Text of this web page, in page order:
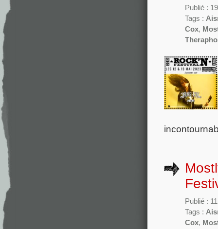
Publié :
Tags :
Cox,
Publié :
Tags :
Cox,